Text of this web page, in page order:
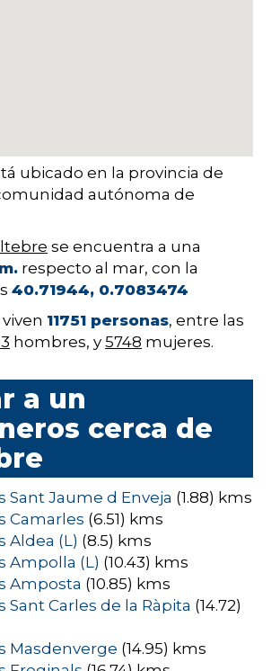
ubicado en la provincia de
autónoma de
se encuentra a una
respecto al mar, con la
40.71944, 0.7083474
11751 personas, entre las
hombres, y 5748 mujeres.
a un
cerca de
Sant Jaume d Enveja (1.88) kms
Camarles (6.51) kms
Aldea (L) (8.5) kms
Ampolla (L) (10.43) kms
Amposta (10.85) kms
Sant Carles de la Ràpita (14.72)
Masdenverge (14.95) kms